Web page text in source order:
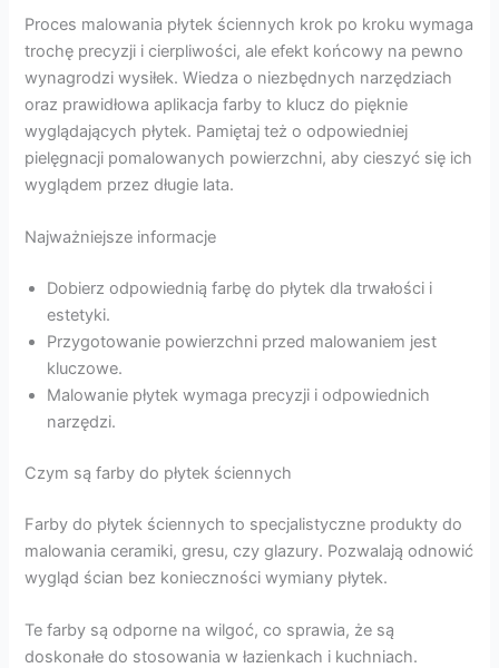
Proces malowania płytek ściennych krok po kroku wymaga
trochę precyzji i cierpliwości, ale efekt końcowy na pewno
wynagrodzi wysiłek. Wiedza o niezbędnych narzędziach
oraz prawidłowa aplikacja farby to klucz do pięknie
wyglądających płytek. Pamiętaj też o odpowiedniej
pielęgnacji pomalowanych powierzchni, aby cieszyć się ich
wyglądem przez długie lata.
Najważniejsze informacje
Dobierz odpowiednią farbę do płytek dla trwałości i
estetyki.
Przygotowanie powierzchni przed malowaniem jest
kluczowe.
Malowanie płytek wymaga precyzji i odpowiednich
narzędzi.
Czym są farby do płytek ściennych
Farby do płytek ściennych to specjalistyczne produkty do
malowania ceramiki, gresu, czy glazury. Pozwalają odnowić
wygląd ścian bez konieczności wymiany płytek.
Te farby są odporne na wilgoć, co sprawia, że są
doskonałe do stosowania w łazienkach i kuchniach.